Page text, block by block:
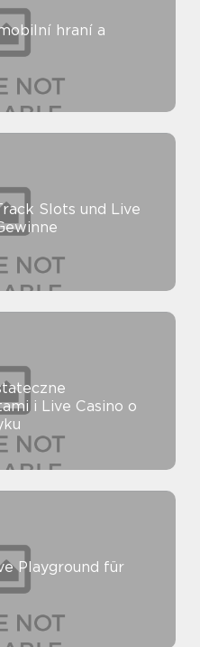
hraní a
Slots und Live
i Live Casino o
Playground für